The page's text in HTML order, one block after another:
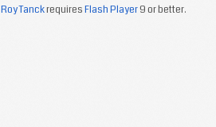
Roy TanckrequiresFlash Player9 or better.